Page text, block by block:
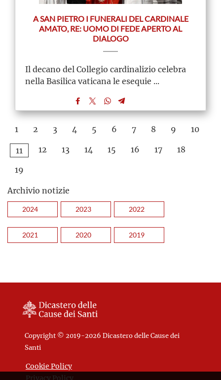
A SAN PIETRO I FUNERALI DEL CARDINALE
AMATO, RE: UOMO DI FEDE APERTO AL
DIALOGO
Il decano del Collegio cardinalizio celebra
nella Basilica vaticana le esequie ...
1 2 3 4 5 6 7 8 9 10
11 12 13 14 15 16 17
18
19
Archivio notizie
2024 2023 2022
2021 2020 2019
Copyright © 2019-2026 Dicastero delle Cause dei
Santi
Cookie Policy
Privacy Policy